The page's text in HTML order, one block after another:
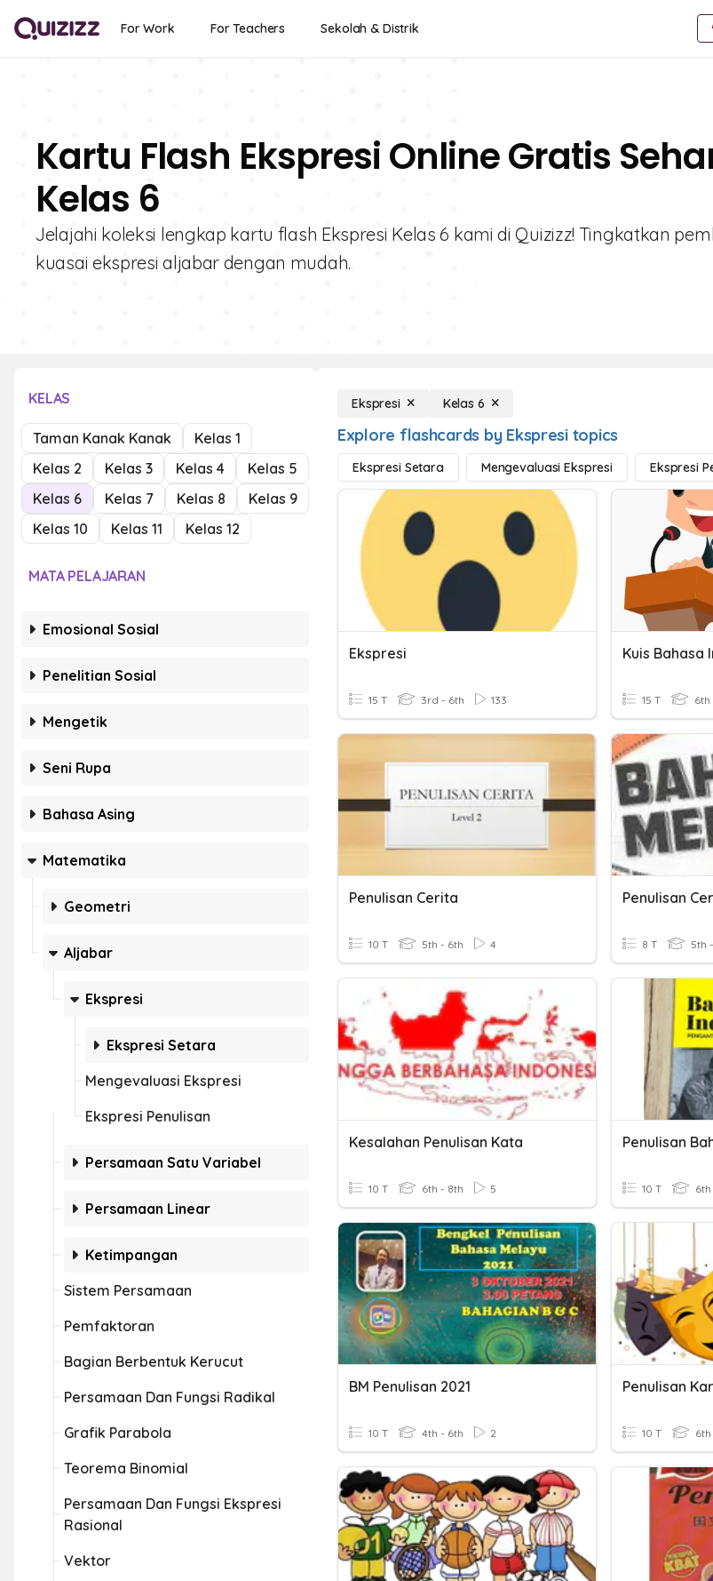
For Work For Teachers Sekolah & Distrik
Kartu Flash Ekspresi Online Gratis
Kelas 6
Jelajahi koleksi lengkap kartu flash Ekspresi Kelas 6 kami di Quizizz! Tingkatkan
kuasai ekspresi aljabar dengan mudah.
KELAS
Taman Kanak Kanak
Kelas 1
Kelas 2
Kelas 3 Kelas 4
Kelas 5
Kelas 6
Kelas 7 Kelas 8
Kelas 9
Kelas 10
Kelas 11 Kelas 12
MATA PELAJARAN
Emosional Sosial
Penelitian Sosial
Mengetik
Seni Rupa
Bahasa Asing
Matematika
Geometri
Aljabar
Ekspresi
Ekspresi Setara
Mengevaluasi Ekspresi
Ekspresi Penulisan
Persamaan Satu Variabel
Persamaan Linear
Ketimpangan
Sistem Persamaan
Pemfaktoran
Bagian Berbentuk Kerucut
Persamaan Dan Fungsi Radikal
Grafik Parabola
Teorema Binomial
Persamaan Dan Fungsi Ekspresi
Rasional
Vektor
Ekspresi Kelas 6
Explore flashcards by Ekspresi topics
Ekspresi Setara Mengevaluasi Ekspresi Ekspresi
Ekspresi
15 T 3rd - 6th 133 15 T 6th
Penulisan Cerita
10 T 5th - 6th 4
Penulisan
8 T 5th
Kesalahan Penulisan Kata
10 T 6th - 8th 5
Penulisan
10 T 6th
BM Penulisan 2021
10 T 4th - 6th 2
Penulisan
10 T 6th